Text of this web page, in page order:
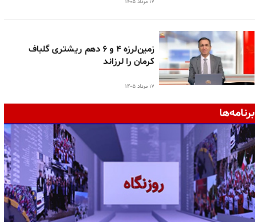
۱۷ مرداد ۱۴۰۵
زمین‌لرزه ۴ و ۶ دهم ریشتری گلباف
کرمان را لرزاند
۱۷ مرداد ۱۴۰۵
برنامه‌ها